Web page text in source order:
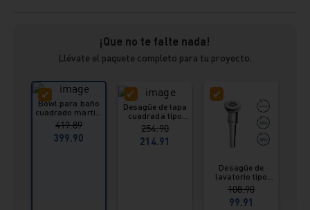
¡Que no te falte nada!
Llévate el paquete completo para tu proyecto.
Bowl para baño
cuadrado martini
black Vainsa
419.89
399.90
Desagüe de tapa
cuadrada tipo
push para
lavatorio
254.90
214.91
Desagüe de
lavatorio tipo
sumidero
universal Vainsa
11/4"x11"(3,18 cm
108.90
99.91